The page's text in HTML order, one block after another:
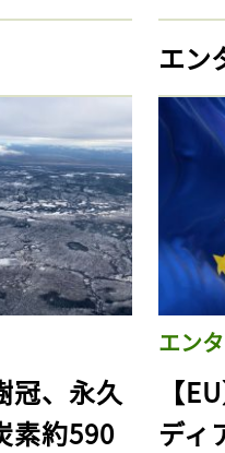
冠、永久
素約590
エン
エン
【
ディ